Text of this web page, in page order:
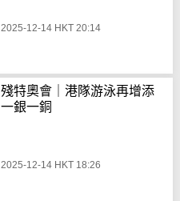
2025-12-14 HKT 20:14
殘特奧會｜港隊游泳再增添
一銀一銅
2025-12-14 HKT 18:26